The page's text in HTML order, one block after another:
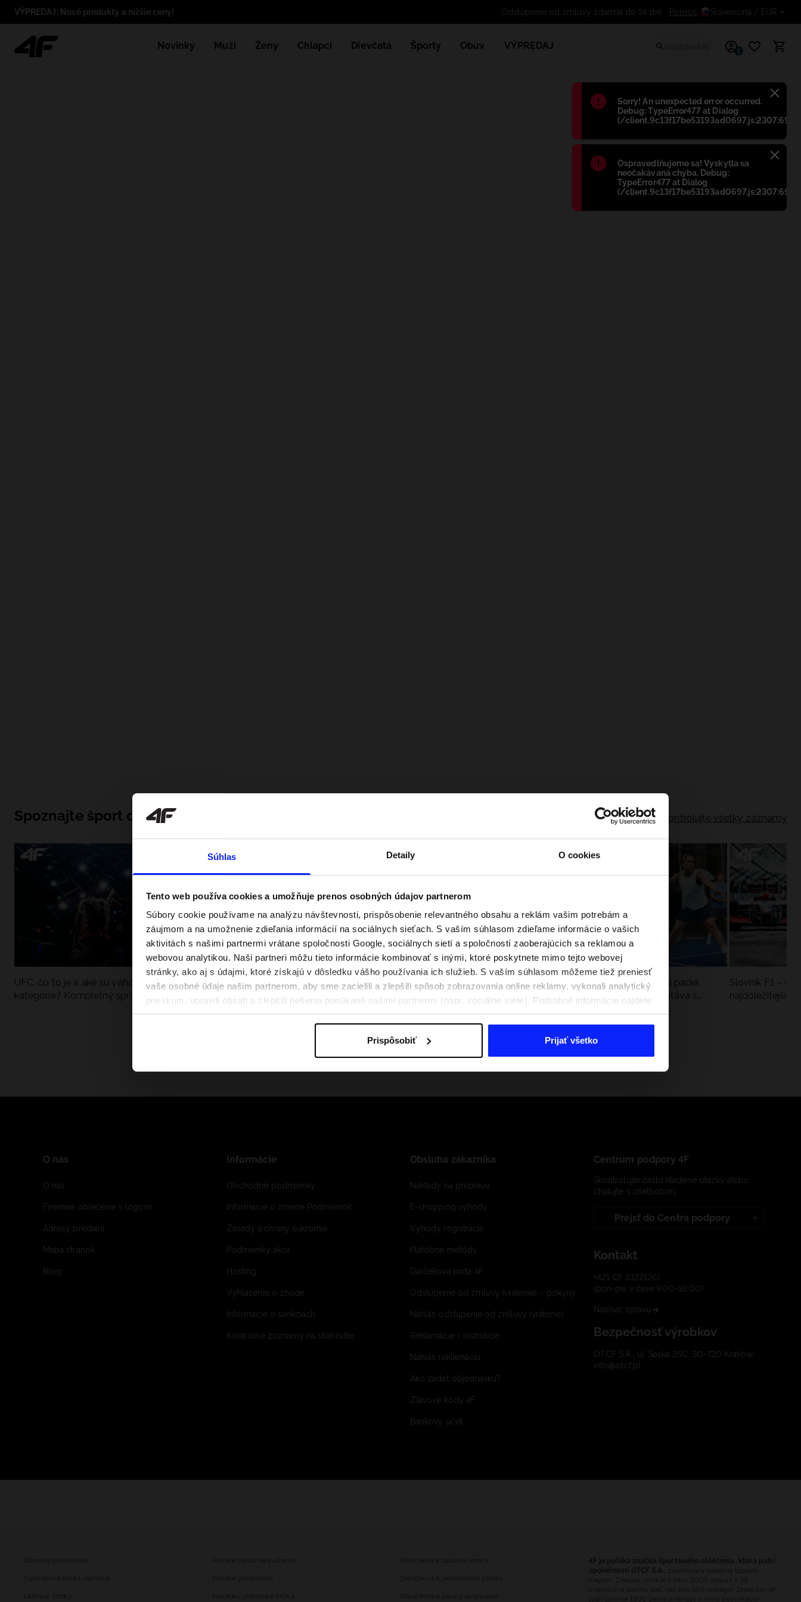
Súhlas Detaily O cookies
Tento web používa cookies a umožňuje prenos osobných údajov partnerom
Súbory cookie používame na analýzu návštevnosti, prispôsobenie relevantného obsahu a reklám vašim potrebám a
záujmom a na umožnenie zdieľania informácií na sociálnych sieťach. S vaším súhlasom zdieľame informácie o vašich
aktivitách s našimi partnermi vrátane spoločnosti Google, sociálnych sietí a spoločností zaoberajúcich sa reklamou a
webovou analytikou. Naši partneri môžu tieto informácie kombinovať s inými, ktoré poskytnete mimo tejto webovej
stránky, ako aj s údajmi, ktoré získajú v dôsledku vášho používania ich služieb. S vaším súhlasom môžeme tiež preniesť
vaše osobné údaje našim partnerom, aby sme zacielili a zlepšili spôsob zobrazovania online reklamy, vykonali analytický
prieskum, upravili obsah a zlepšili riešenia ponúkané našimi partnermi (napr. sociálne siete). Podrobné informácie nájdete
v našich Zásadách ochrany osobných údajov a v časti „Podrobnosti“.
Prispôsobiť Prijať všetko
Błąd:
Sorry! An unexpected error occurred.
Debug: TypeError477 at Dialog
(/client.9c13f17be53193ad0697.js:2307:698)
Błąd:
Ospravedlňujeme sa! Vyskytla sa
neočakávaná chyba. Debug:
TypeError477 at Dialog
(/client.9c13f17be53193ad0697.js:2307:698)
VÝPREDAJ: Nové produkty a nižšie ceny! Odstúpenie od zmluvy zdarma do 14 dní Pomoc Slovenčina / EUR
Novinky Muži Ženy Chlapci Dievčatá Športy Obuv VÝPREDAJ 1
Spoznajte šport do hĺbky Skontrolujte všetky záznamy
UFC: čo to je a aké sú váhové
kategórie? Kompletný sprievodca
Ako sa dobre pripraviť na aktívny deň
pri vode? Poradíme, čo si zbaliť
Festivalové outfity. Ako sa obliecť na
hudobné festivaly?
Nová kolekcia 4F na tenis a padel.
Športová funkčnosť sa stretáva s
Slovník F1 –
najdôležitejšie
O nás
O nás
Firemné oblečenie s logom
Adresy predajní
Mapa stránok
Blog
Informácie
Obchodné podmienky
Informacie o zmene Podmienok
Zásady ochrany súkromia
Podmienky akcií
Hosting
Vyhlásenie o zhode
Informácie o sankciách
Kontrolné zoznamy na stiahnutie
Obsluha zákazníka
Náklady na prepravu
E-shopping vyhody
Výhody registrácie
Platobné metódy
Darčeková karta 4F
Odstúpenie od zmluvy (vrátenie) – pokyny
Nahlás odstúpenie od zmluvy (vrátenie)
Reklamácie - inštrukcie
Nahlás reklamáciu
Ako zadať objednávku?
Zľavové kódy 4F
Bankový účet
Centrum podpory 4F
Skontrolujte často kladené otázky alebo
chatujte s chatbotom:
Prejsť do Centra podpory
Kontakt
+421 (2) 33221261
(pon-pia v čase 9:00-16:00)
Napísať správu
Bezpečnosť výrobkov
OTCF S.A., ul. Saska 25C, 30-720 Kraków
info@otcf.pl